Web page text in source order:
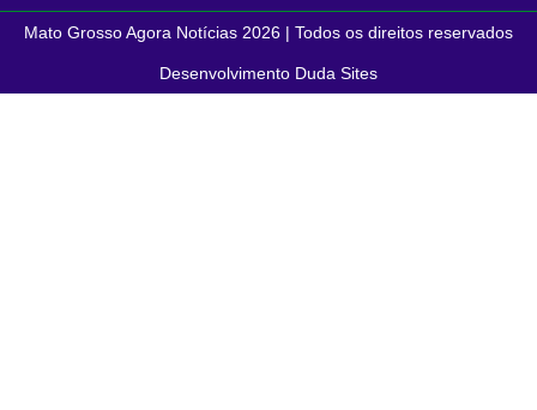
Mato Grosso Agora Notícias 2026 | Todos os direitos reservados
Desenvolvimento Duda Sites